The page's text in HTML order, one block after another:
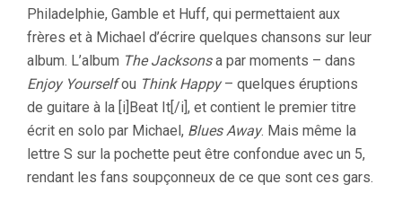
Philadelphie, Gamble et Huff, qui permettaient aux
frères et à Michael d’écrire quelques chansons sur leur
album. L’album The Jacksonsa par moments – dans
Enjoy Yourselfou Think Happy– quelques éruptions
de guitare à la [i]Beat It[/i], et contient le premier titre
écrit en solo par Michael, Blues Away. Mais même la
lettre S sur la pochette peut être confondue avec un 5,
rendant les fans soupçonneux de ce que sont ces gars.